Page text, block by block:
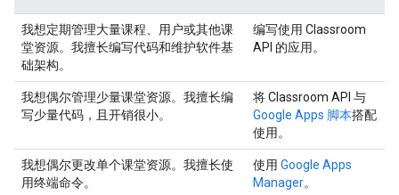
我想定期管理大量课程、用户或其他课
堂资源。我擅长编写代码和维护软件基
础架构。
编写使用 Classroom
API 的应用。
我想偶尔管理少量课堂资源。我擅长编
写少量代码，且开销很小。
将 Classroom API 与
Google Apps 脚本搭配
使用。
我想偶尔更改单个课堂资源。我擅长使
用终端命令。
使用 Google Apps
Manager。